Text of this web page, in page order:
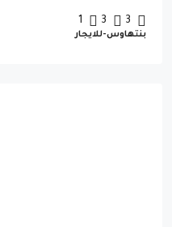
3
3
1
بنتهاوس-للايجار